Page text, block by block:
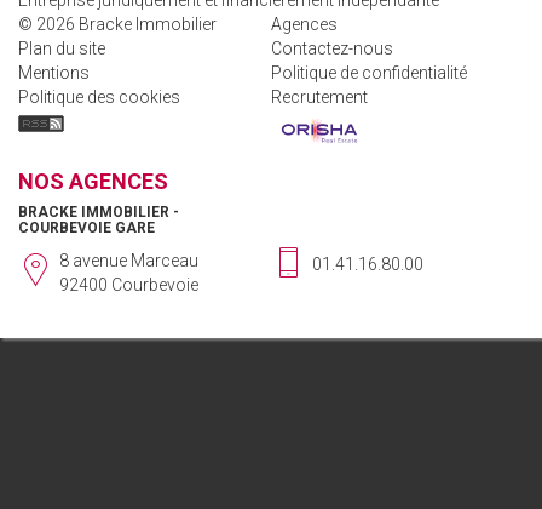
© 2026 Bracke Immobilier
Agences
Plan du site
Contactez-nous
Mentions
Politique de confidentialité
Politique des cookies
Recrutement
NOS AGENCES
BRACKE IMMOBILIER -
COURBEVOIE GARE
8 avenue Marceau
92400 Courbevoie
01.41.16.80.00